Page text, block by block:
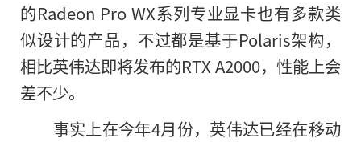
的Radeon Pro WX系列专业显卡也有多款类
似设计的产品，不过都是基于Polaris架构，
相比英伟达即将发布的RTX A2000，性能上会
差不少。
事实上在今年4月份，英伟达已经在移动